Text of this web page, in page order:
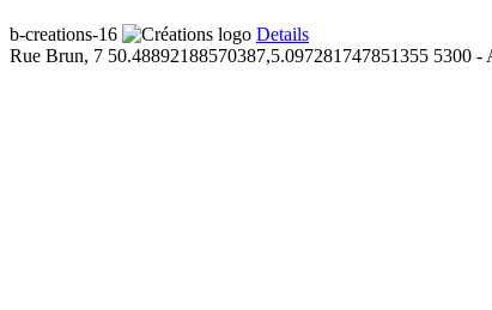
b-creations-16
Details
Rue Brun, 7 50.48892188570387,5.097281747851355 5300 -